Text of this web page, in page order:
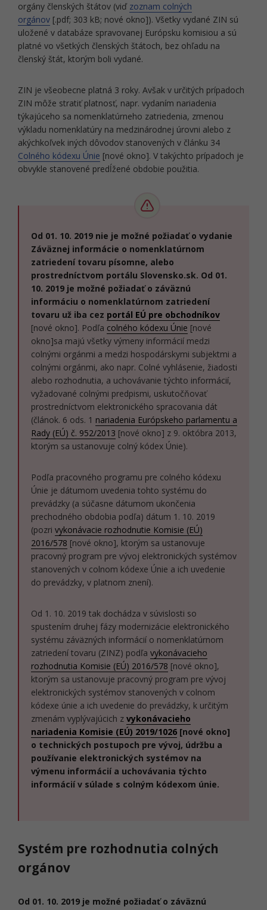
orgány členských štátov (viď zoznam colných
orgánov [.pdf; 303 kB; nové okno]). Všetky vydané ZIN sú
uložené v databáze spravovanej Európsku komisiou a sú
platné vo všetkých členských štátoch, bez ohľadu na
členský štát, ktorým boli vydané.
ZIN je všeobecne platná 3 roky. Avšak v určitých prípadoch
ZIN môže stratiť platnosť, napr. vydaním nariadenia
týkajúceho sa nomenklatúrneho zatriedenia, zmenou
výkladu nomenklatúry na medzinárodnej úrovni alebo z
akýchkoľvek iných dôvodov stanovených v článku 34
Colného kódexu Únie [nové okno]. V takýchto prípadoch je
obvykle stanovené predĺžené obdobie použitia.
Od 01. 10. 2019 nie je možné požiadať o vydanie
Záväznej informácie o nomenklatúrnom
zatriedení tovaru písomne, alebo
prostredníctvom portálu Slovensko.sk. Od 01.
10. 2019 je možné požiadať o záväznú
informáciu o nomenklatúrnom zatriedení
tovaru už iba cez portál EÚ pre obchodníkov
[nové okno]. Podľa colného kódexu Únie [nové
okno]sa majú všetky výmeny informácií medzi
colnými orgánmi a medzi hospodárskymi subjektmi a
colnými orgánmi, ako napr. Colné vyhlásenie, žiadosti
alebo rozhodnutia, a uchovávanie týchto informácií,
vyžadované colnými predpismi, uskutočňovať
prostredníctvom elektronického spracovania dát
(článok. 6 ods. 1 nariadenia Európskeho parlamentu a
Rady (EÚ) č. 952/2013 [nové okno] z 9. októbra 2013,
ktorým sa ustanovuje colný kódex Únie).
Podľa pracovného programu pre colného kódexu
Únie je dátumom uvedenia tohto systému do
prevádzky (a súčasne dátumom ukončenia
prechodného obdobia podľa) dátum 1. 10. 2019
(pozri vykonávacie rozhodnutie Komisie (EÚ)
2016/578 [nové okno], ktorým sa ustanovuje
pracovný program pre vývoj elektronických systémov
stanovených v colnom kódexe Únie a ich uvedenie
do prevádzky, v platnom znení).
Od 1. 10. 2019 tak dochádza v súvislosti so
spustením druhej fázy modernizácie elektronického
systému záväzných informácií o nomenklatúrnom
zatriedení tovaru (ZINZ) podľa vykonávacieho
rozhodnutia Komisie (EÚ) 2016/578 [nové okno],
ktorým sa ustanovuje pracovný program pre vývoj
elektronických systémov stanovených v colnom
kódexe únie a ich uvedenie do prevádzky, k určitým
zmenám vyplývajúcich z vykonávacieho
nariadenia Komisie (EÚ) 2019/1026 [nové okno]
o technických postupoch pre vývoj, údržbu a
používanie elektronických systémov na
výmenu informácií a uchovávania týchto
informácií v súlade s colným kódexom únie.
Systém pre rozhodnutia colných
orgánov
Od 01. 10. 2019 je možné požiadať o záväznú